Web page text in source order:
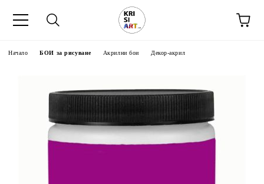
Начало БОИ за рисуване Акрилни бои Декор-акрил